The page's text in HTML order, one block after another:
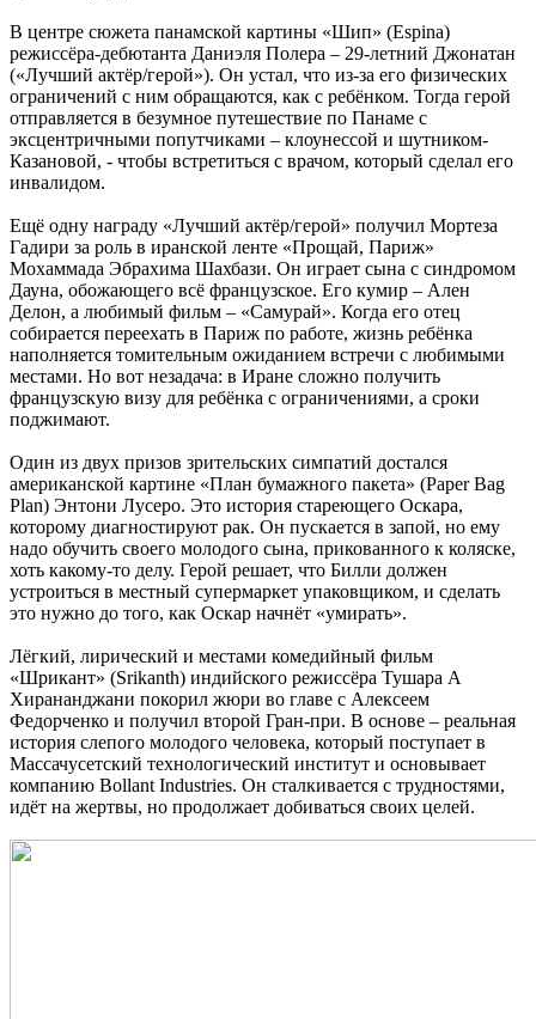
В центре сюжета панамской картины «Шип» (Espina)
режиссёра-дебютанта Даниэля Полера – 29-летний Джонатан
(«Лучший актёр/герой»). Он устал, что из-за его физических
ограничений с ним обращаются, как с ребёнком. Тогда герой
отправляется в безумное путешествие по Панаме с
эксцентричными попутчиками – клоунессой и шутником-
Казановой, - чтобы встретиться с врачом, который сделал его
инвалидом.
Ещё одну награду «Лучший актёр/герой» получил Мортеза
Гадири за роль в иранской ленте «Прощай, Париж»
Мохаммада Эбрахима Шахбази. Он играет сына с синдромом
Дауна, обожающего всё французское. Его кумир – Ален
Делон, а любимый фильм – «Самурай». Когда его отец
собирается переехать в Париж по работе, жизнь ребёнка
наполняется томительным ожиданием встречи с любимыми
местами. Но вот незадача: в Иране сложно получить
французскую визу для ребёнка с ограничениями, а сроки
поджимают.
Один из двух призов зрительских симпатий достался
американской картине «План бумажного пакета» (Paper Bag
Plan) Энтони Лусеро. Это история стареющего Оскара,
которому диагностируют рак. Он пускается в запой, но ему
надо обучить своего молодого сына, прикованного к коляске,
хоть какому-то делу. Герой решает, что Билли должен
устроиться в местный супермаркет упаковщиком, и сделать
это нужно до того, как Оскар начнёт «умирать».
Лёгкий, лирический и местами комедийный фильм
«Шрикант» (Srikanth) индийского режиссёра Тушара А
Хирананджани покорил жюри во главе с Алексеем
Федорченко и получил второй Гран-при. В основе – реальная
история слепого молодого человека, который поступает в
Массачусетский технологический институт и основывает
компанию Bollant Industries. Он сталкивается с трудностями,
идёт на жертвы, но продолжает добиваться своих целей.